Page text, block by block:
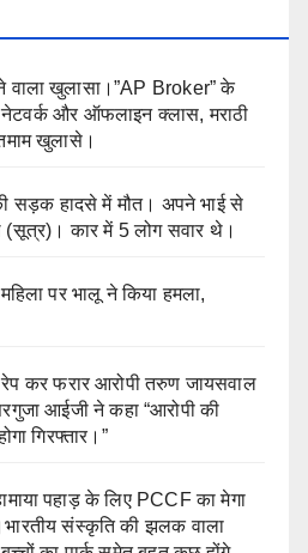
वाला खुलासा।”AP Broker” के
और ऑफलाइन क्लास, मराठी
खुलासे।
सड़क हादसे में मौत। अपने भाई से
(सूत्र)। कार में 5 लोग सवार थे।
पर भालू ने किया हमला,
कर फरार आरोपी तरुण जायसवाल
आईजी ने कहा “आरोपी की
गिरफ्तार।”
पहाड़ के लिए PCCF का मेगा
संस्कृति की झलक वाला